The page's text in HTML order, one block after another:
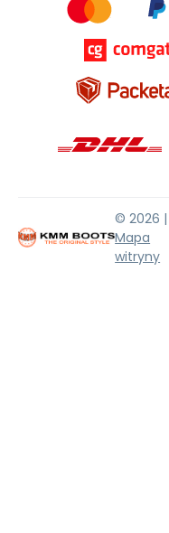
© 2026 |
Mapa
witryny